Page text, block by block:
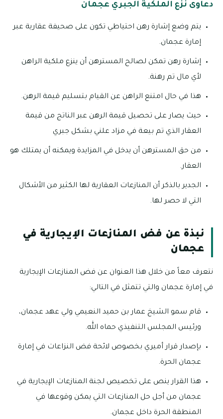
دعاوى نزع الملكية الجبري عجمان
يتم وضع إشارة رهن احتياطي تكون على صحيفة عقارية عبر
إمارة عجمان.
إشارة رهن تمكن لصالح المسترهن أن ينزع ملكية الراهن
لأي مال تم رهنة.
هذا في حال امتنع الراهن عن القيام بتسليم قيمة الرهن.
حيث يصار على تحصيل قيمة الرهن عبر الناتج من قيمة
العقار الذي تم بيعة في مزاد علني بشكل جبري
من حق المسترهن أن يدخل في المزايدة ويمكنه أن يمتلك هو
العقار.
الجدير بالذكر أن المنازعات العقارية لها الكثير من الأشكال
التي لا حصر لها.
نبذة عن فض المنازعات الإيجارية في
عجمان
نتعرف معاً من خلال هذا العنوان عن فض المنازعات الإيجارية
في إمارة عجمان والتي تتمثل في التالي:
قام سمو الشيخ عمار بن حميد النعيمي ولي عهد عجمان،
ورئيس المجلس التنفيذي حماه الله.
بإصدار قرار أميري بخصوص لائحة فض النزاعات في إمارة
عجمان الحرة.
هذا القرار ينص على تخصيص لجنة المنازعات الإيجارية في
عجمان من أجل حل المنازعات التي يمكن وقوعها في
المنطقة الحرة داخل عجمان.